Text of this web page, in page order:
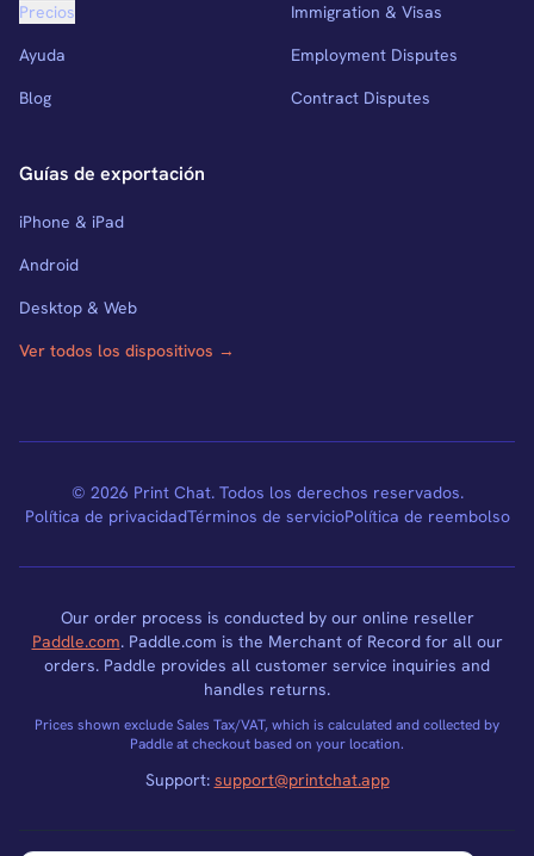
Precios
Ayuda
Blog
Immigration & Visas
Employment Disputes
Contract Disputes
Guías de exportación
iPhone & iPad
Android
Desktop & Web
Ver todos los dispositivos →
© 2026 Print Chat. Todos los derechos reservados.
Política de privacidadTérminos de servicioPolítica de reembolso
Our order process is conducted by our online reseller
Paddle.com. Paddle.com is the Merchant of Record for all our
orders. Paddle provides all customer service inquiries and
handles returns.
Prices shown exclude Sales Tax/VAT, which is calculated and collected by
Paddle at checkout based on your location.
Support: support@printchat.app